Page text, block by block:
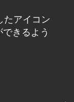
たアイコン
きるよう